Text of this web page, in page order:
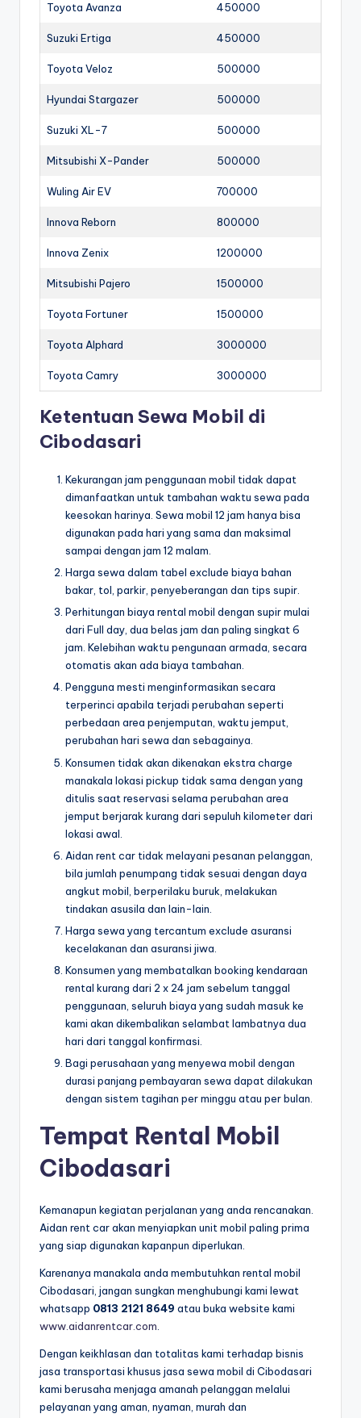
Toyota Avanza 450000
Suzuki Ertiga 450000
Toyota Veloz 500000
Hyundai Stargazer 500000
Suzuki XL-7 500000
Mitsubishi X-Pander 500000
Wuling Air EV 700000
Innova Reborn 800000
Innova Zenix 1200000
Mitsubishi Pajero 1500000
Toyota Fortuner 1500000
Toyota Alphard 3000000
Toyota Camry 3000000
Ketentuan Sewa Mobil di
Cibodasari
Kekurangan jam penggunaan mobil tidak dapat
dimanfaatkan untuk tambahan waktu sewa pada
keesokan harinya. Sewa mobil 12 jam hanya bisa
digunakan pada hari yang sama dan maksimal
sampai dengan jam 12 malam.
Harga sewa dalam tabel exclude biaya bahan
bakar, tol, parkir, penyeberangan dan tips supir.
Perhitungan biaya rental mobil dengan supir mulai
dari Full day, dua belas jam dan paling singkat 6
jam. Kelebihan waktu pengunaan armada, secara
otomatis akan ada biaya tambahan.
Pengguna mesti menginformasikan secara
terperinci apabila terjadi perubahan seperti
perbedaan area penjemputan, waktu jemput,
perubahan hari sewa dan sebagainya.
Konsumen tidak akan dikenakan ekstra charge
manakala lokasi pickup tidak sama dengan yang
ditulis saat reservasi selama perubahan area
jemput berjarak kurang dari sepuluh kilometer dari
lokasi awal.
Aidan rent car tidak melayani pesanan pelanggan,
bila jumlah penumpang tidak sesuai dengan daya
angkut mobil, berperilaku buruk, melakukan
tindakan asusila dan lain-lain.
Harga sewa yang tercantum exclude asuransi
kecelakanan dan asuransi jiwa.
Konsumen yang membatalkan booking kendaraan
rental kurang dari 2 x 24 jam sebelum tanggal
penggunaan, seluruh biaya yang sudah masuk ke
kami akan dikembalikan selambat lambatnya dua
hari dari tanggal konfirmasi.
Bagi perusahaan yang menyewa mobil dengan
durasi panjang pembayaran sewa dapat dilakukan
dengan sistem tagihan per minggu atau per bulan.
Tempat Rental Mobil
Cibodasari
Kemanapun kegiatan perjalanan yang anda rencanakan.
Aidan rent car akan menyiapkan unit mobil paling prima
yang siap digunakan kapanpun diperlukan.
Karenanya manakala anda membutuhkan rental mobil
Cibodasari, jangan sungkan menghubungi kami lewat
whatsapp 0813 2121 8649 atau buka website kami
www.aidanrentcar.com
Dengan keikhlasan dan totalitas kami terhadap bisnis
jasa transportasi khusus jasa sewa mobil di Cibodasari
kami berusaha menjaga amanah pelanggan melalui
pelayanan yang aman, nyaman, murah dan